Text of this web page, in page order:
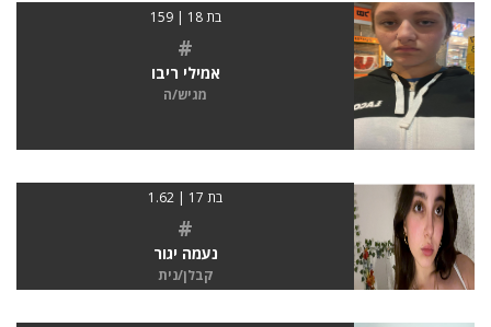
בת 18 | 159
#
אמילי ריבו
מגיש/ה
בת 17 | 1.62
#
נעמה יגור
קבלן/נית